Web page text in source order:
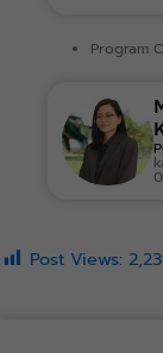
Program
Post Views: